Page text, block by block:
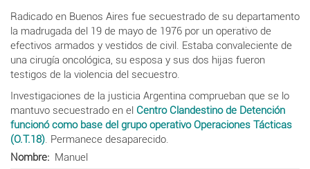
Radicado en Buenos Aires fue secuestrado de su departamento
la madrugada del 19 de mayo de 1976 por un operativo de
efectivos armados y vestidos de civil. Estaba convaleciente de
una cirugía oncológica, su esposa y sus dos hijas fueron
testigos de la violencia del secuestro.
Investigaciones de la justicia Argentina comprueban que se lo
mantuvo secuestrado en el Centro Clandestino de Detención
funcionó como base del grupo operativo Operaciones Tácticas
(O.T.18). Permanece desaparecido.
Nombre
Manuel